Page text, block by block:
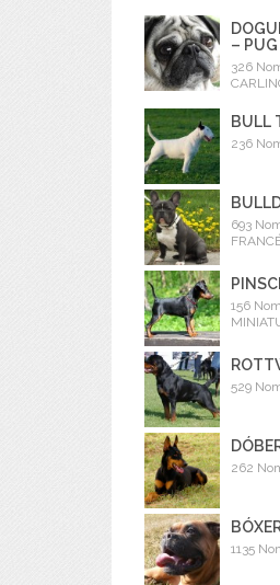
– PUG
326
BULL
236
693
156
529
262
1135